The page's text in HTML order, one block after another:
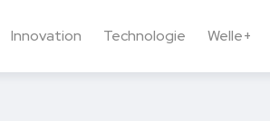
Innovation Technologie Welle+